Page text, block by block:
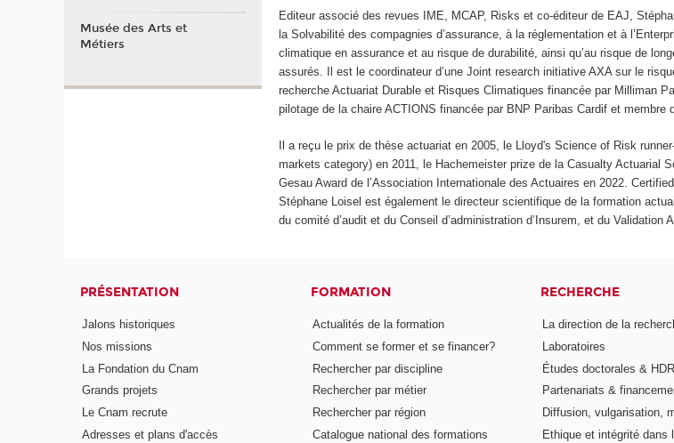
Editeur associé des revues IME, MCAP, Risks et co-éditeur de EAJ,
la Solvabilité des compagnies d’assurance, à la réglementation et à
climatique en assurance et au risque de durabilité, ainsi qu’au risque de
assurés. Il est le coordinateur d’une Joint research initiative AXA sur le
recherche Actuariat Durable et Risques Climatiques financée par Milliman
pilotage de la chaire ACTIONS financée par BNP Paribas Cardif et membre
Il a reçu le prix de thèse actuariat en 2005, le Lloyd's Science of Risk
markets category) en 2011, le Hachemeister prize de la Casualty Actuarial
Gesau Award de l’Association Internationale des Actuaires en 2022.
Stéphane Loisel est également le directeur scientifique de la formation
du comité d’audit et du Conseil d’administration d’Insurem, et du Validation
Musée des Arts et
Métiers
PRÉSENTATION
Jalons historiques
Nos missions
La Fondation du Cnam
Grands projets
Le Cnam recrute
Adresses et plans d'accès
FORMATION
Actualités de la formation
Comment se former et se financer?
Rechercher par discipline
Rechercher par métier
Rechercher par région
Catalogue national des formations
RECHERCHE
La direction de la
Laboratoires
Études doctorales & HDR
Partenariats &
Diffusion, vulgarisation,
Ethique et intégrité dans